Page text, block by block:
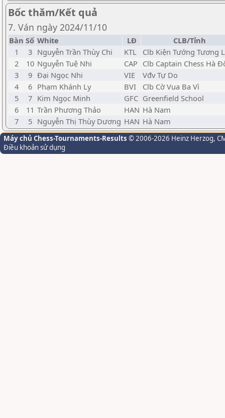
Bốc thăm/Kết quả
7. Ván ngày 2024/11/10
Bàn Số White LĐ
CLB/Tỉnh
1
3 Nguyễn Trần Thùy Chi KTL
Clb Kiện Tướng Tương
2
10 Nguyễn Tuệ Nhi CAP Clb Captain Chess Hà
3
9 Đại Ngọc Nhi VIE
Vđv Tự Do
4
6 Phạm Khánh Ly BVI
Clb Cờ Vua Ba Vì
5
7 Kim Ngọc Minh GFC Greenfield School
6
11 Trần Phương Thảo HAN Hà Nam
7
5 Nguyễn Thị Thùy Dương HAN Hà Nam
Máy chủ Chess-Tournaments-Results © 2006-2026 Heinz Herzog,
Điều khoản sử dụng